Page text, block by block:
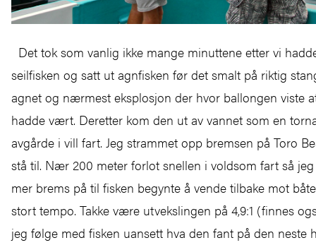
Det tok som vanlig ikke mange minuttene etter vi
seilfisken og satt ut agnfisken før det smalt på riktig
agnet og nærmest eksplosjon der hvor ballongen viste
hadde vært. Deretter kom den ut av vannet som en
avgårde i vill fart. Jeg strammet opp bremsen på Toro
stå til. Nær 200 meter forlot snellen i voldsom fart så
mer brems på til fisken begynte å vende tilbake mot
stort tempo. Takke være utvekslingen på 4,9:1 (finnes
jeg følge med fisken uansett hva den fant på den neste